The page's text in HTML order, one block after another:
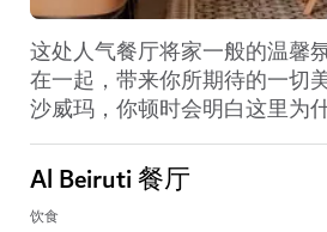
这处人气餐厅将家一般的温馨
在一起，带来你所期待的一切
沙威玛，你顿时会明白这里为
Al Beiruti 餐厅
饮食